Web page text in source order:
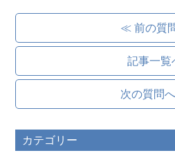
≪ 前の質
記事一覧
次の質問
カテゴリー